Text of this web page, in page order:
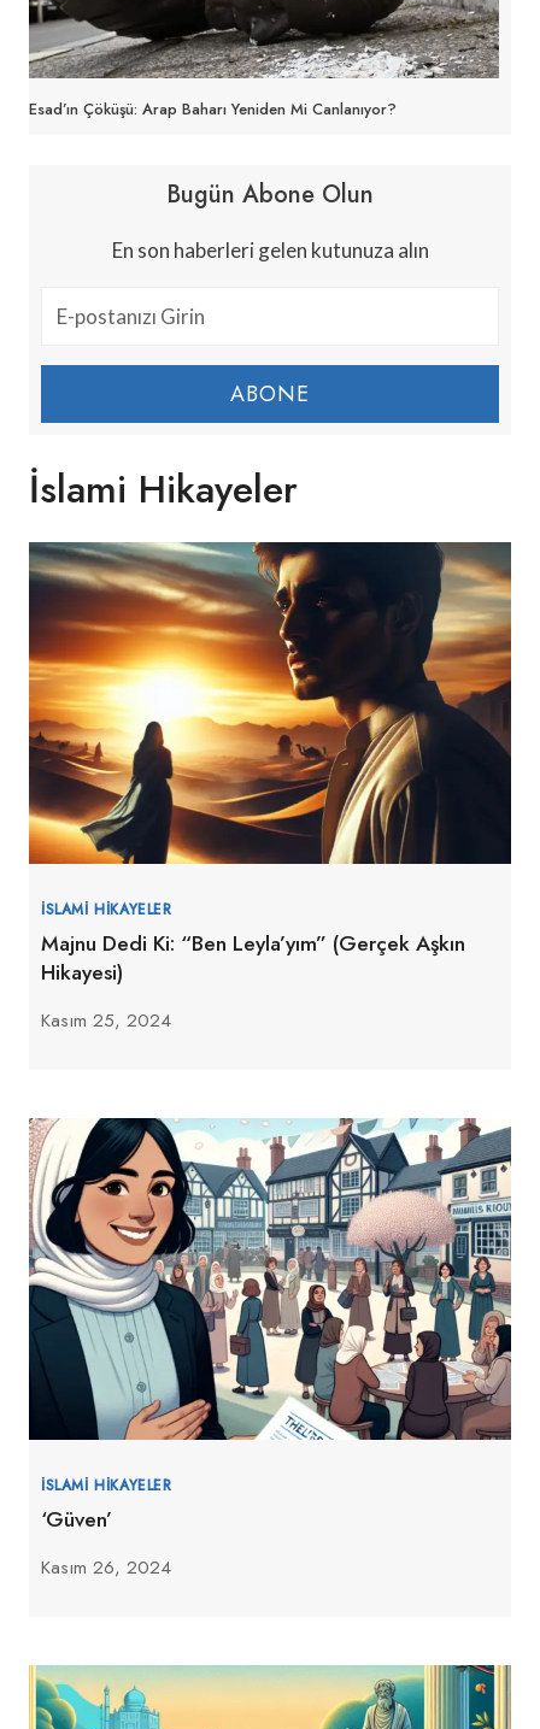
Esad’ın Çöküşü: Arap Baharı Yeniden Mi Canlanıyor?
Bugün Abone Olun
En son haberleri gelen kutunuza alın
ABONE
İslami Hikayeler
İSLAMI HIKAYELER
Majnu Dedi Ki: “Ben Leyla’yım” (Gerçek Aşkın
Hikayesi)
Kasım 25, 2024
İSLAMI HIKAYELER
‘Güven’
Kasım 26, 2024